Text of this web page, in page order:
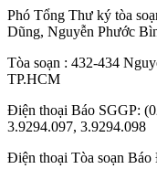
Phó Tổng Thư ký tòa
Dũng, Nguyễn Phước
Tòa soạn : 432-434
TP.HCM
Điện thoại Báo SGGP:
3.9294.097, 3.9294.098
Điện thoại Tòa soạn